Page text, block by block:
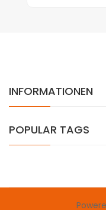
INFORMATIONEN
POPULAR TAGS